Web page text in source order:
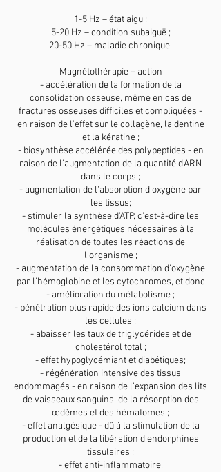
1-5 Hz – état aigu ;
5-20 Hz – condition subaiguë ;
20-50 Hz – maladie chronique.
Magnétothérapie – action
- accélération de la formation de la
consolidation osseuse, même en cas de
fractures osseuses difficiles et compliquées -
en raison de l'effet sur le collagène, la dentine
et la kératine ;
- biosynthèse accélérée des polypeptides - en
raison de l'augmentation de la quantité d'ARN
dans le corps ;
- augmentation de l'absorption d'oxygène par
les tissus;
- stimuler la synthèse d'ATP, c'est-à-dire les
molécules énergétiques nécessaires à la
réalisation de toutes les réactions de
l'organisme ;
- augmentation de la consommation d'oxygène
par l'hémoglobine et les cytochromes, et donc
- amélioration du métabolisme ;
- pénétration plus rapide des ions calcium dans
les cellules ;
- abaisser les taux de triglycérides et de
cholestérol total ;
- effet hypoglycémiant et diabétiques;
- régénération intensive des tissus
endommagés - en raison de l'expansion des lits
de vaisseaux sanguins, de la résorption des
œdèmes et des hématomes ;
- effet analgésique - dû à la stimulation de la
production et de la libération d'endorphines
tissulaires ;
- effet anti-inflammatoire.